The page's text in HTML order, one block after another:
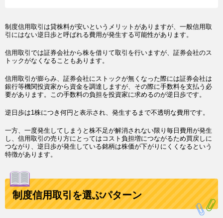
制度信用取引は貸株料が安いというメリットがありますが、一般信用取
引にはない逆日歩と呼ばれる費用が発生する可能性があります。
信用取引では証券会社から株を借りて取引を行いますが、証券会社のス
トックがなくなることもあります。
信用取引が膨らみ、証券会社にストックが無くなった際には証券会社は
銀行等機関投資家から資金を調達しますが、その際に手数料を支払う必
要があります。この手数料の負担を投資家に求めるのが逆日歩です。
逆日歩は1株につき何円と表示され、発生するまで不透明な費用です。
一方、一度発生してしまうと株不足が解消されない限り毎日費用が発生
し、信用取引の売り方にとってはコスト負担増につながるため買戻しに
つながり、逆日歩が発生している銘柄は株価が下がりにくくなるという
特徴があります。
制度信用取引を選ぶパターン